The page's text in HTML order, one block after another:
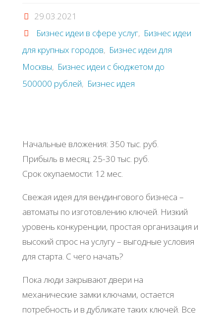
29.03.2021
Бизнес идеи в сфере услуг, Бизнес идеи
для крупных городов, Бизнес идеи для
Москвы, Бизнес идеи с бюджетом до
500000 рублей, Бизнес идея
Начальные вложения: 350 тыс. руб.
Прибыль в месяц: 25-30 тыс. руб.
Срок окупаемости: 12 мес.
Свежая идея для вендингового бизнеса –
автоматы по изготовлению ключей. Низкий
уровень конкуренции, простая организация и
высокий спрос на услугу – выгодные условия
для старта. С чего начать?
Пока люди закрывают двери на
механические замки ключами, остается
потребность и в дубликате таких ключей. Все